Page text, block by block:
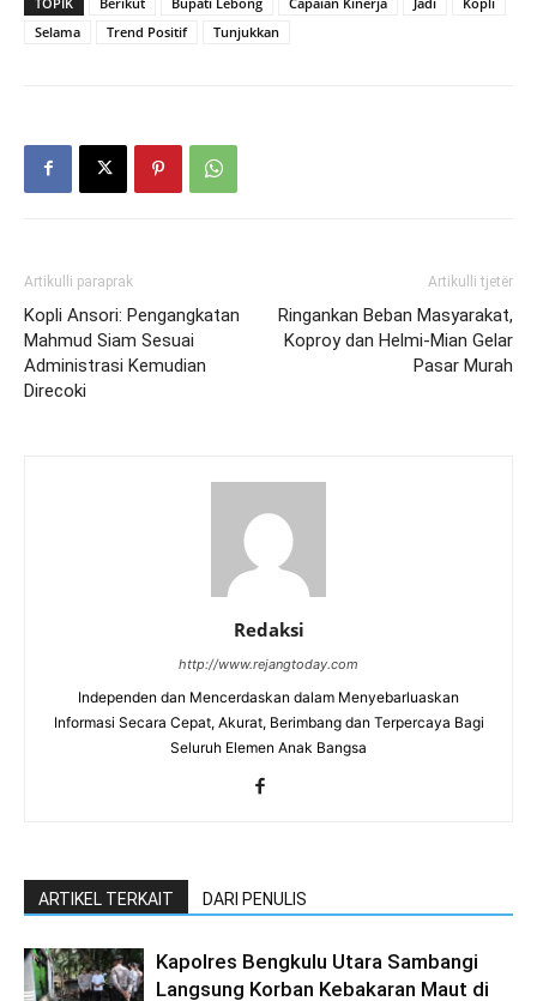
Selama
Trend Positif Tunjukkan
Artikulli paraprak
Kopli Ansori: Pengangkatan
Mahmud Siam Sesuai
Administrasi Kemudian
Direcoki
Artikulli tjetër
Ringankan Beban Masyarakat,
Koproy dan Helmi-Mian Gelar
Pasar Murah
Redaksi
http://www.rejangtoday.com
Independen dan Mencerdaskan dalam Menyebarluaskan
Informasi Secara Cepat, Akurat, Berimbang dan Terpercaya Bagi
Seluruh Elemen Anak Bangsa
ARTIKEL TERKAIT DARI PENULIS
Kapolres Bengkulu Utara Sambangi
Langsung Korban Kebakaran Maut di